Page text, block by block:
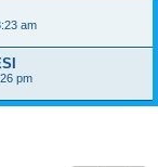
am
pm